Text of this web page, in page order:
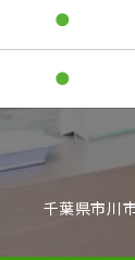
●
●
千葉県市川